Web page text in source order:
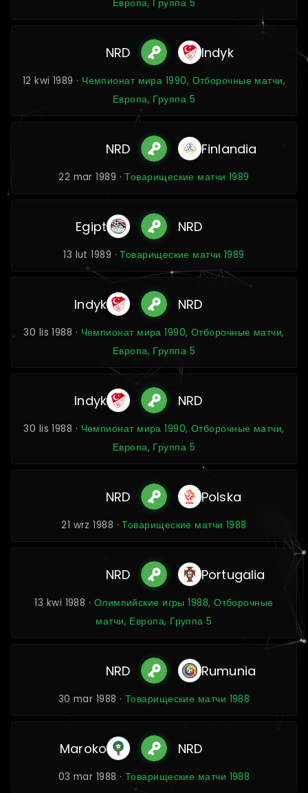
Европа, Группа 5
NRD Indyk
12 kwi 1989 · Чемпионат мира 1990, Отборочные матчи,
Европа, Группа 5
NRD Finlandia
22 mar 1989 ·Товарищеские матчи 1989
Egipt NRD
13 lut 1989 ·Товарищеские матчи 1989
Indyk NRD
30 lis 1988 · Чемпионат мира 1990, Отборочные матчи,
Европа, Группа 5
Indyk NRD
30 lis 1988 · Чемпионат мира 1990, Отборочные матчи,
Европа, Группа 5
NRD Polska
21 wrz 1988 ·Товарищеские матчи 1988
NRD Portugalia
13 kwi 1988 · Олимпийские игры 1988, Отборочные
матчи, Европа, Группа 5
NRD Rumunia
30 mar 1988 · Товарищеские матчи 1988
Maroko NRD
03 mar 1988 · Товарищеские матчи 1988